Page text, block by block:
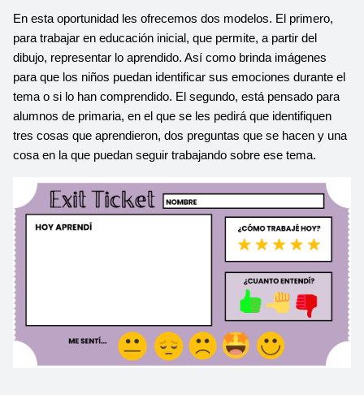
En esta oportunidad les ofrecemos dos modelos. El primero,
para trabajar en educación inicial, que permite, a partir del
dibujo, representar lo aprendido. Así como brinda imágenes
para que los niños puedan identificar sus emociones durante el
tema o si lo han comprendido. El segundo, está pensado para
alumnos de primaria, en el que se les pedirá que identifiquen
tres cosas que aprendieron, dos preguntas que se hacen y una
cosa en la que puedan seguir trabajando sobre ese tema.